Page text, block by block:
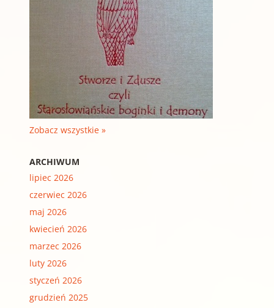
Zobacz wszystkie »
ARCHIWUM
lipiec 2026
czerwiec 2026
maj 2026
kwiecień 2026
marzec 2026
luty 2026
styczeń 2026
grudzień 2025